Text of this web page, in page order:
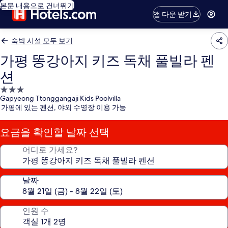
본문 내용으로 건너뛰기
앱 다운 받기
숙박 시설 모두 보기
가평 똥강아지 키즈 독채 풀빌라 펜
션
3.0
성
급
숙
박
시
Gapyeong Ttonggangaji Kids Poolvilla
가평에 있는 펜션, 야외 수영장 이용 가능
요금을 확인할 날짜 선택
어디로 가세요?
날짜
인원 수